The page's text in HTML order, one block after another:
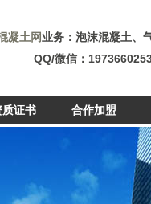
凝土网业务：泡沫混凝土、
QQ/微信：
质证书 合作加盟